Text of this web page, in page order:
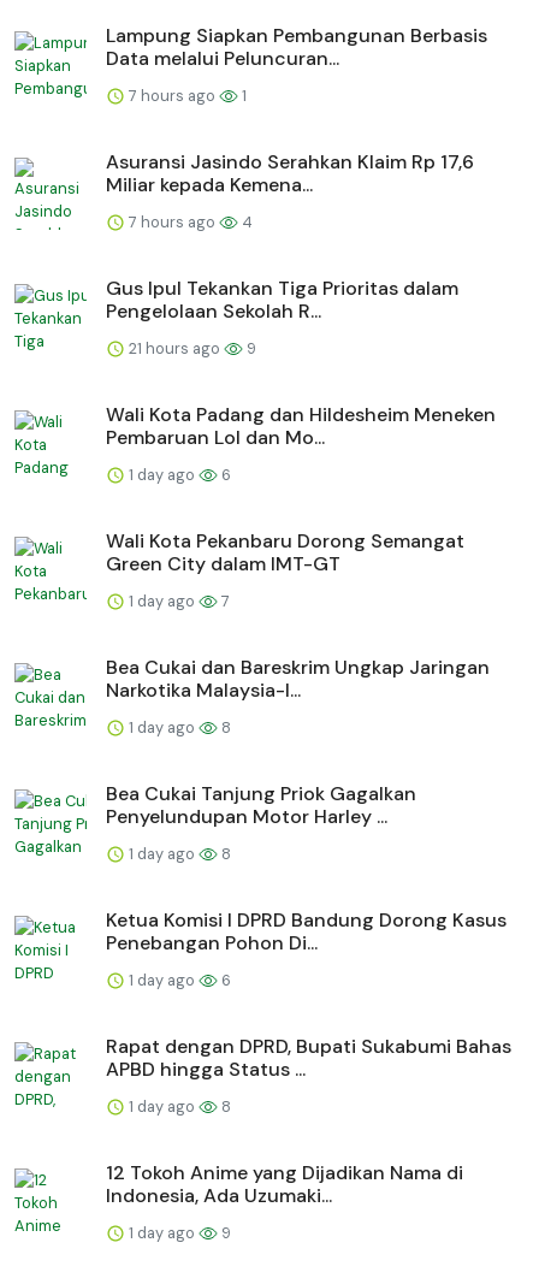
Lampung Siapkan Pembangunan Berbasis
Data melalui Peluncuran...
7 hours ago 1
Asuransi Jasindo Serahkan Klaim Rp 17,6
Miliar kepada Kemena...
7 hours ago 4
Gus Ipul Tekankan Tiga Prioritas dalam
Pengelolaan Sekolah R...
21 hours ago 9
Wali Kota Padang dan Hildesheim Meneken
Pembaruan LoI dan Mo...
1 day ago 6
Wali Kota Pekanbaru Dorong Semangat
Green City dalam IMT-GT
1 day ago 7
Bea Cukai dan Bareskrim Ungkap Jaringan
Narkotika Malaysia-I...
1 day ago 8
Bea Cukai Tanjung Priok Gagalkan
Penyelundupan Motor Harley ...
1 day ago 8
Ketua Komisi I DPRD Bandung Dorong Kasus
Penebangan Pohon Di...
1 day ago 6
Rapat dengan DPRD, Bupati Sukabumi Bahas
APBD hingga Status ...
1 day ago 8
12 Tokoh Anime yang Dijadikan Nama di
Indonesia, Ada Uzumaki...
1 day ago 9